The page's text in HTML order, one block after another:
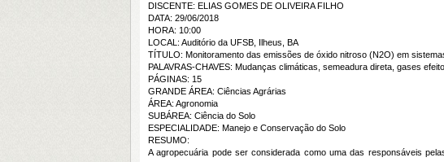
DISCENTE: ELIAS GOMES DE OLIVEIRA FILHO
DATA: 29/06/2018
HORA: 10:00
LOCAL: Auditório da UFSB, Ilheus, BA
TÍTULO: Monitoramento das emissões de óxido nitroso (N2O) em
PALAVRAS-CHAVES: Mudanças climáticas, semeadura direta, gases
PÁGINAS: 15
GRANDE ÁREA: Ciências Agrárias
ÁREA: Agronomia
SUBÁREA: Ciência do Solo
ESPECIALIDADE: Manejo e Conservação do Solo
RESUMO:
A agropecuária pode ser considerada como uma das responsáveis